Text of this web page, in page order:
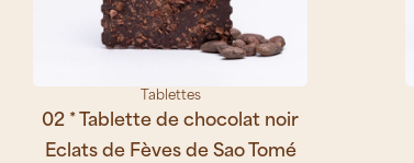
Tablettes
02 * Tablette de chocolat noir
Eclats de Fèves de Sao Tomé